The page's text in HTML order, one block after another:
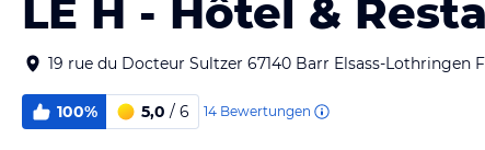
LE H - Hôtel &
19 rue du Docteur Sultzer 67140 Barr Elsass-Lothringen
100% 5,0 / 6 14 Bewertungen